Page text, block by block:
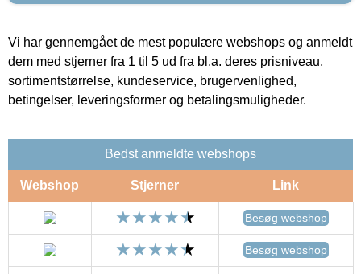
Vi har gennemgået de mest populære webshops og anmeldt
dem med stjerner fra 1 til 5 ud fra bl.a. deres prisniveau,
sortimentstørrelse, kundeservice, brugervenlighed,
betingelser, leveringsformer og betalingsmuligheder.
Bedst anmeldte webshops
Webshop Stjerner Link
Besøg webshop
Besøg webshop